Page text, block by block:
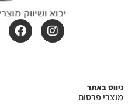
ניווט באתר
מוצרי פרסום